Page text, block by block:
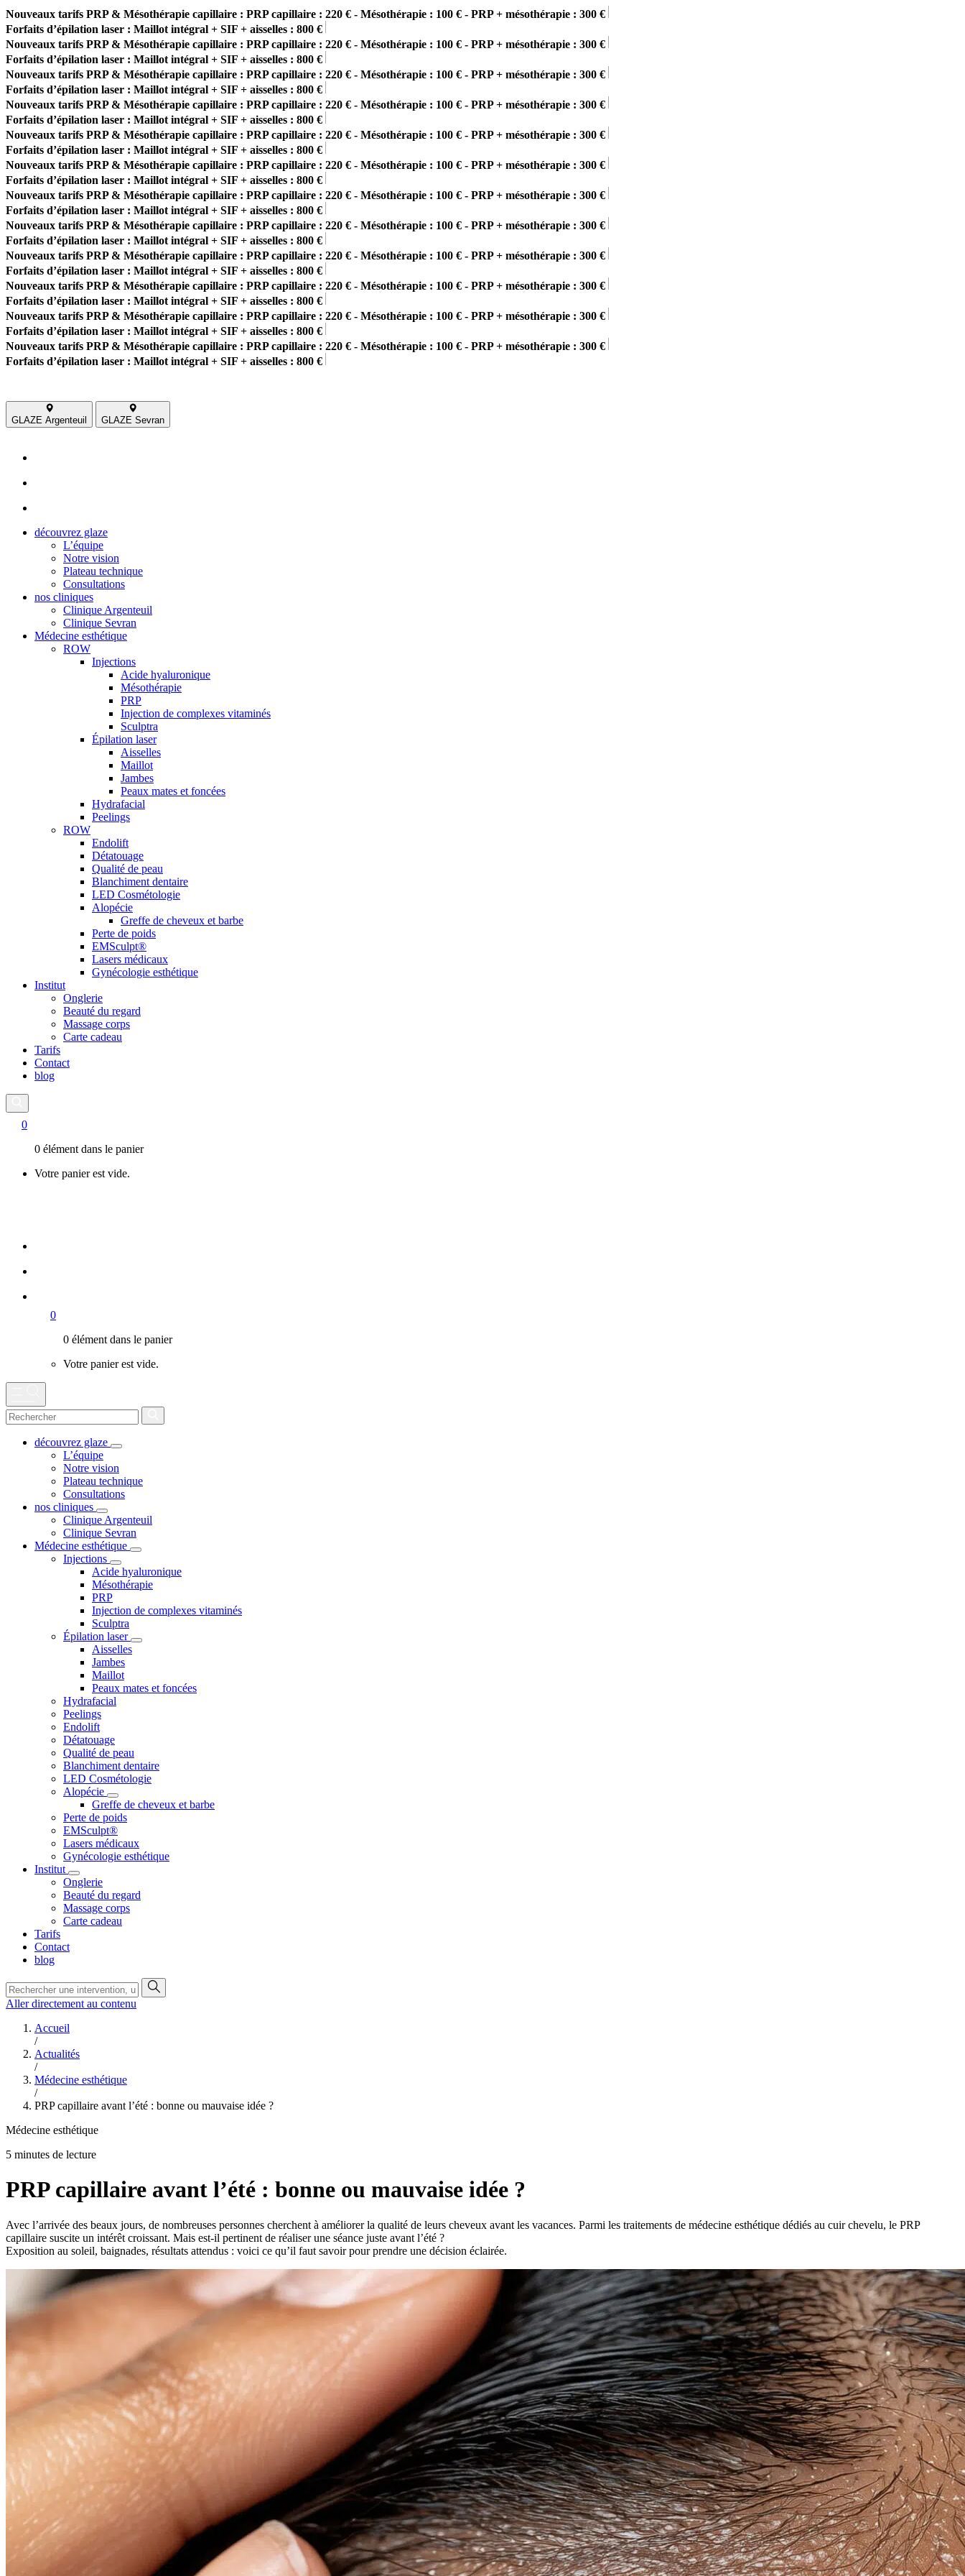
Nouveaux tarifs PRP & Mésothérapie capillaire : PRP capillaire : 220 € - Mésothérapie : 100 € - PRP + mésothérapie : 300 €
Forfaits d’épilation laser : Maillot intégral + SIF + aisselles : 800 €
Nouveaux tarifs PRP & Mésothérapie capillaire : PRP capillaire : 220 € - Mésothérapie : 100 € - PRP + mésothérapie : 300 €
Forfaits d’épilation laser : Maillot intégral + SIF + aisselles : 800 €
Nouveaux tarifs PRP & Mésothérapie capillaire : PRP capillaire : 220 € - Mésothérapie : 100 € - PRP + mésothérapie : 300 €
Forfaits d’épilation laser : Maillot intégral + SIF + aisselles : 800 €
Nouveaux tarifs PRP & Mésothérapie capillaire : PRP capillaire : 220 € - Mésothérapie : 100 € - PRP + mésothérapie : 300 €
Forfaits d’épilation laser : Maillot intégral + SIF + aisselles : 800 €
Nouveaux tarifs PRP & Mésothérapie capillaire : PRP capillaire : 220 € - Mésothérapie : 100 € - PRP + mésothérapie : 300 €
Forfaits d’épilation laser : Maillot intégral + SIF + aisselles : 800 €
Nouveaux tarifs PRP & Mésothérapie capillaire : PRP capillaire : 220 € - Mésothérapie : 100 € - PRP + mésothérapie : 300 €
Forfaits d’épilation laser : Maillot intégral + SIF + aisselles : 800 €
Nouveaux tarifs PRP & Mésothérapie capillaire : PRP capillaire : 220 € - Mésothérapie : 100 € - PRP + mésothérapie : 300 €
Forfaits d’épilation laser : Maillot intégral + SIF + aisselles : 800 €
Nouveaux tarifs PRP & Mésothérapie capillaire : PRP capillaire : 220 € - Mésothérapie : 100 € - PRP + mésothérapie : 300 €
Forfaits d’épilation laser : Maillot intégral + SIF + aisselles : 800 €
Nouveaux tarifs PRP & Mésothérapie capillaire : PRP capillaire : 220 € - Mésothérapie : 100 € - PRP + mésothérapie : 300 €
Forfaits d’épilation laser : Maillot intégral + SIF + aisselles : 800 €
Nouveaux tarifs PRP & Mésothérapie capillaire : PRP capillaire : 220 € - Mésothérapie : 100 € - PRP + mésothérapie : 300 €
Forfaits d’épilation laser : Maillot intégral + SIF + aisselles : 800 €
Nouveaux tarifs PRP & Mésothérapie capillaire : PRP capillaire : 220 € - Mésothérapie : 100 € - PRP + mésothérapie : 300 €
Forfaits d’épilation laser : Maillot intégral + SIF + aisselles : 800 €
Nouveaux tarifs PRP & Mésothérapie capillaire : PRP capillaire : 220 € - Mésothérapie : 100 € - PRP + mésothérapie : 300 €
Forfaits d’épilation laser : Maillot intégral + SIF + aisselles : 800 €
GLAZE Argenteuil GLAZE Sevran
découvrez glaze
L’équipe
Notre vision
Plateau technique
Consultations
nos cliniques
Clinique Argenteuil
Clinique Sevran
Médecine esthétique
ROW
Injections
Acide hyaluronique
Mésothérapie
PRP
Injection de complexes vitaminés
Sculptra
Épilation laser
Aisselles
Maillot
Jambes
Peaux mates et foncées
Hydrafacial
Peelings
ROW
Endolift
Détatouage
Qualité de peau
Blanchiment dentaire
LED Cosmétologie
Alopécie
Greffe de cheveux et barbe
Perte de poids
EMSculpt®
Lasers médicaux
Gynécologie esthétique
Institut
Onglerie
Beauté du regard
Massage corps
Carte cadeau
Tarifs
Contact
blog
0
0 élément dans le panier
Votre panier est vide.
0
0 élément dans le panier
Votre panier est vide.
découvrez glaze
L’équipe
Notre vision
Plateau technique
Consultations
nos cliniques
Clinique Argenteuil
Clinique Sevran
Médecine esthétique
Injections
Acide hyaluronique
Mésothérapie
PRP
Injection de complexes vitaminés
Sculptra
Épilation laser
Aisselles
Jambes
Maillot
Peaux mates et foncées
Hydrafacial
Peelings
Endolift
Détatouage
Qualité de peau
Blanchiment dentaire
LED Cosmétologie
Alopécie
Greffe de cheveux et barbe
Perte de poids
EMSculpt®
Lasers médicaux
Gynécologie esthétique
Institut
Onglerie
Beauté du regard
Massage corps
Carte cadeau
Tarifs
Contact
blog
Aller directement au contenu
Accueil
/
Actualités
/
Médecine esthétique
/
PRP capillaire avant l’été : bonne ou mauvaise idée ?
Médecine esthétique
5 minutes de lecture
PRP capillaire avant l’été : bonne ou mauvaise idée ?
Avec l’arrivée des beaux jours, de nombreuses personnes cherchent à améliorer la qualité de leurs cheveux avant les vacances. Parmi les traitements de médecine esthétique dédiés au cuir chevelu, le PRP
capillaire suscite un intérêt croissant. Mais est-il pertinent de réaliser une séance juste avant l’été ?
Exposition au soleil, baignades, résultats attendus : voici ce qu’il faut savoir pour prendre une décision éclairée.